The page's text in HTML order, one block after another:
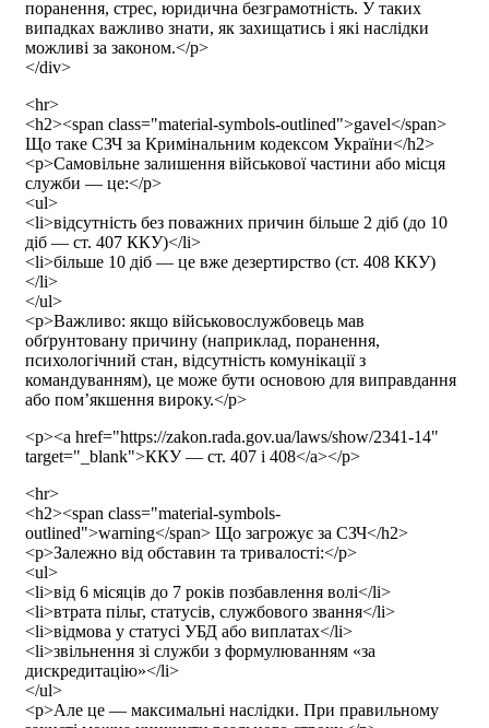
поранення, стрес, юридична безграмотність. У таких
випадках важливо знати, як захищатись і які наслідки
можливі за законом.</p>
</div>
<hr>
<h2><span class="material-symbols-outlined">gavel</span>
Що таке СЗЧ за Кримінальним кодексом України</h2>
<p>Самовільне залишення військової частини або місця
служби — це:</p>
<ul>
<li>відсутність без поважних причин більше 2 діб (до 10
діб — ст. 407 ККУ)</li>
<li>більше 10 діб — це вже дезертирство (ст. 408 ККУ)
</li>
</ul>
<p>Важливо: якщо військовослужбовець мав
обґрунтовану причину (наприклад, поранення,
психологічний стан, відсутність комунікації з
командуванням), це може бути основою для виправдання
або пом’якшення вироку.</p>
<p><a href="https://zakon.rada.gov.ua/laws/show/2341-14"
target="_blank">ККУ — ст. 407 і 408</a></p>
<hr>
<h2><span class="material-symbols-
outlined">warning</span> Що загрожує за СЗЧ</h2>
<p>Залежно від обставин та тривалості:</p>
<ul>
<li>від 6 місяців до 7 років позбавлення волі</li>
<li>втрата пільг, статусів, службового звання</li>
<li>відмова у статусі УБД або виплатах</li>
<li>звільнення зі служби з формулюванням «за
дискредитацію»</li>
</ul>
<p>Але це — максимальні наслідки. При правильному